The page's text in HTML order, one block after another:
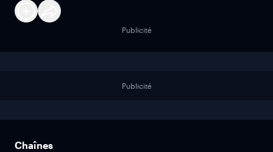
Publicité
Publicité
Chaînes